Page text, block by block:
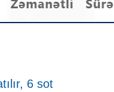
6 sot